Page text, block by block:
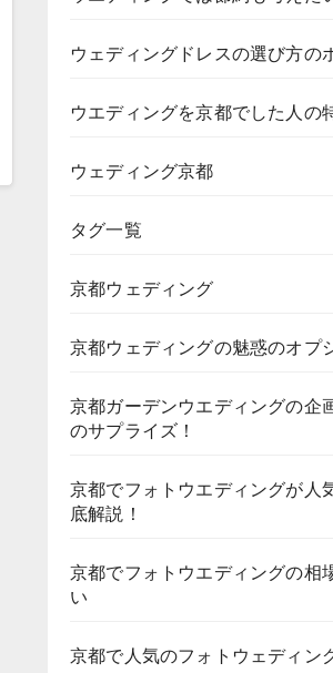
ウェディングドレスの選び方の
ウエディングを京都でした人の
ウェディング京都
タグ一覧
京都ウェディング
京都ウェディングの魅惑のオプ
京都ガーデンウエディングの企
のサプライズ！
京都でフォトウエディングが人
底解説！
京都でフォトウエディングの相
い
京都で人気のフォトウェディン